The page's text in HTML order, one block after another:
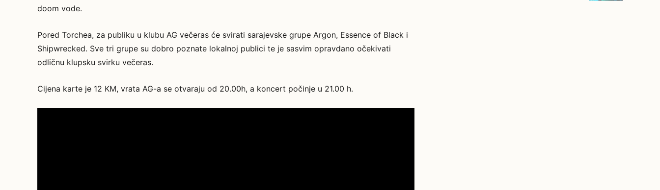
doom vode.
Pored Torchea, za publiku u klubu AG večeras će svirati sarajevske grupe Argon, Essence of Black i
Shipwrecked. Sve tri grupe su dobro poznate lokalnoj publici te je sasvim opravdano očekivati
odličnu klupsku svirku večeras.
Cijena karte je 12 KM, vrata AG-a se otvaraju od 20.00h, a koncert počinje u 21.00 h.